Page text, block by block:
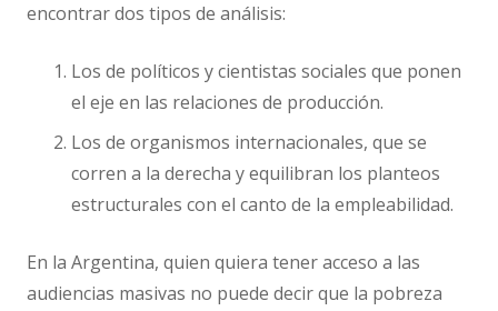
encontrar dos tipos de análisis:
Los de políticos y cientistas sociales que ponen
el eje en las relaciones de producción.
Los de organismos internacionales, que se
corren a la derecha y equilibran los planteos
estructurales con el canto de la empleabilidad.
En la Argentina, quien quiera tener acceso a las
audiencias masivas no puede decir que la pobreza